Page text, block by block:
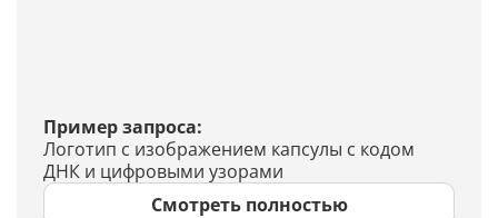
Пример запроса:
Логотип с изображением капсулы с кодом
ДНК и цифровыми узорами
Смотреть полностью